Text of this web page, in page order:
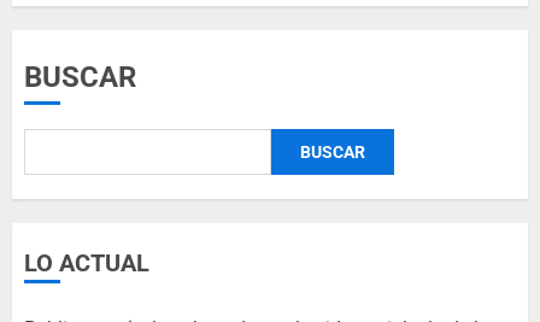
BUSCAR
BUSCAR
LO ACTUAL